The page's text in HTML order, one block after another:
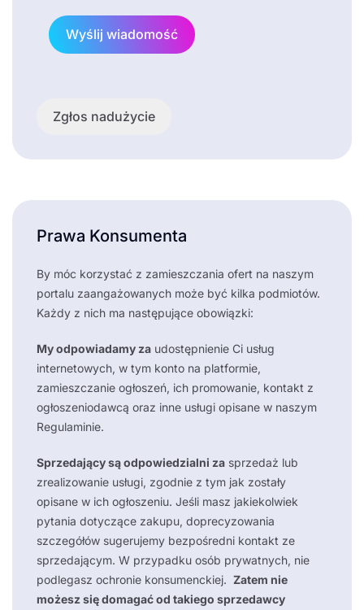
Wyślij wiadomość
Zgłos nadużycie
Prawa Konsumenta
By móc korzystać z zamieszczania ofert na naszym
portalu zaangażowanych może być kilka podmiotów.
Każdy z nich ma następujące obowiązki:
My odpowiadamy za udostępnienie Ci usług
internetowych, w tym konto na platformie,
zamieszczanie ogłoszeń, ich promowanie, kontakt z
ogłoszeniodawcą oraz inne usługi opisane w naszym
Regulaminie.
Sprzedający są odpowiedzialni za sprzedaż lub
zrealizowanie usługi, zgodnie z tym jak zostały
opisane w ich ogłoszeniu. Jeśli masz jakiekolwiek
pytania dotyczące zakupu, doprecyzowania
szczegółów sugerujemy bezpośredni kontakt ze
sprzedającym. W przypadku osób prywatnych, nie
podlegasz ochronie konsumenckiej. Zatem nie
możesz się domagać od takiego sprzedawcy